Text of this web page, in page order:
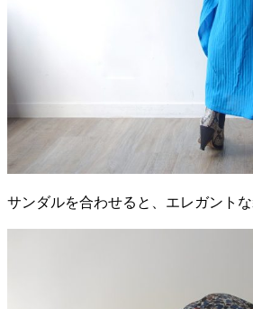
サンダルを合わせると、エレガントな